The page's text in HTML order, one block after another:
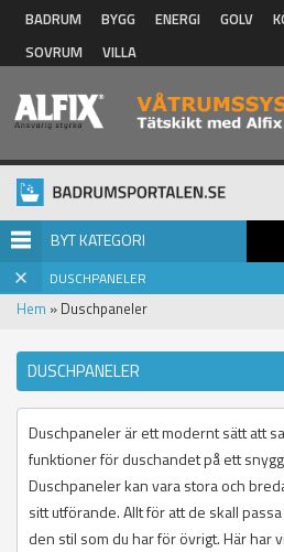
Hoppa till huvudinnehåll
BADRUM BYGG ENERGI GOLV
SOVRUM
VILLA
BYT KATEGORI
DUSCHPANELER
Hem » Duschpaneler
DUSCHPANELER
Duschpaneler är ett modernt sätt att
funktioner för duschandet på ett
Duschpaneler kan vara stora och
sitt utförande. Allt för att de skall
den stil som du har för övrigt. Här har